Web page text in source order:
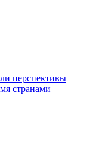
перспективы
странами